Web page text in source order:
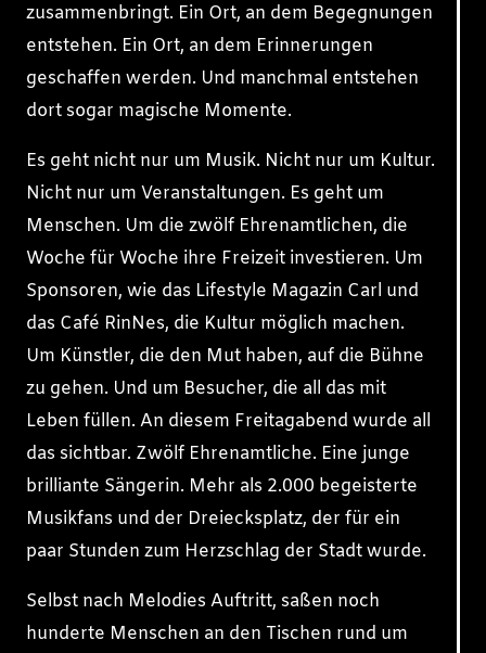
zusammenbringt. Ein Ort, an dem Begegnungen
entstehen. Ein Ort, an dem Erinnerungen
geschaffen werden. Und manchmal entstehen
dort sogar magische Momente.
Es geht nicht nur um Musik. Nicht nur um Kultur.
Nicht nur um Veranstaltungen. Es geht um
Menschen. Um die zwölf Ehrenamtlichen, die
Woche für Woche ihre Freizeit investieren. Um
Sponsoren, wie das Lifestyle Magazin Carl und
das Café RinNes, die Kultur möglich machen.
Um Künstler, die den Mut haben, auf die Bühne
zu gehen. Und um Besucher, die all das mit
Leben füllen. An diesem Freitagabend wurde all
das sichtbar. Zwölf Ehrenamtliche. Eine junge
brilliante Sängerin. Mehr als 2.000 begeisterte
Musikfans und der Dreiecksplatz, der für ein
paar Stunden zum Herzschlag der Stadt wurde.
Selbst nach Melodies Auftritt, saßen noch
hunderte Menschen an den Tischen rund um